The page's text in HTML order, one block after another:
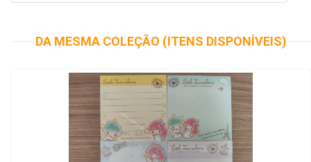
DA MESMA COLEÇÃO (ITENS DISPONÍVEIS)